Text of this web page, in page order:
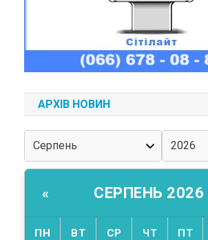
АРХІВ НОВИН
« СЕРПЕНЬ 2026
ПН ВТ СР ЧТ ПТ